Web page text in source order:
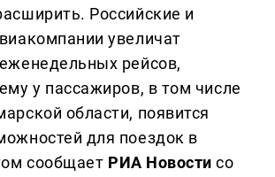
Российские и
увеличат
рейсов,
у пассажиров, в том числе
области, появится
для поездок в
сообщает РИА Новости со